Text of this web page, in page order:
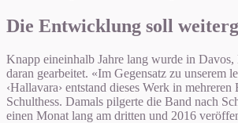
Die Entwicklung soll
Knapp eineinhalb Jahre lang wurde in Davos,
daran ­gearbeitet. «Im Gegensatz zu unserem
‹Hallavara› entstand dieses Werk in mehreren
Schulthess. Damals pilgerte die Band nach
einen Monat lang am dritten und 2016